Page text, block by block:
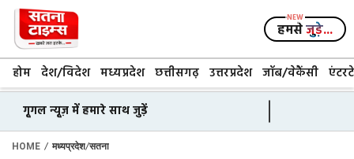
Skip
content
हमसेजुड़े...
होम देश/विदेश मध्यप्रदेश छत्तीसगढ़ उत्तरप्रदेश जॉब/वेकैंसी
गूगल न्यूज़ में हमारे साथ जुड़ें
HOME / मध्यप्रदेश/सतना